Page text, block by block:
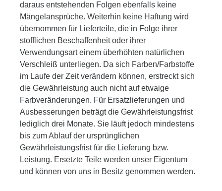
daraus entstehenden Folgen ebenfalls keine
Mängelansprüche. Weiterhin keine Haftung wird
übernommen für Lieferteile, die in Folge ihrer
stofflichen Beschaffenheit oder ihrer
Verwendungsart einem überhöhten natürlichen
Verschleiß unterliegen. Da sich Farben/Farbstoffe
im Laufe der Zeit verändern können, erstreckt sich
die Gewährleistung auch nicht auf etwaige
Farbveränderungen. Für Ersatzlieferungen und
Ausbesserungen beträgt die Gewährleistungsfrist
lediglich drei Monate. Sie läuft jedoch mindestens
bis zum Ablauf der ursprünglichen
Gewährleistungsfrist für die Lieferung bzw.
Leistung. Ersetzte Teile werden unser Eigentum
und können von uns in Besitz genommen werden.